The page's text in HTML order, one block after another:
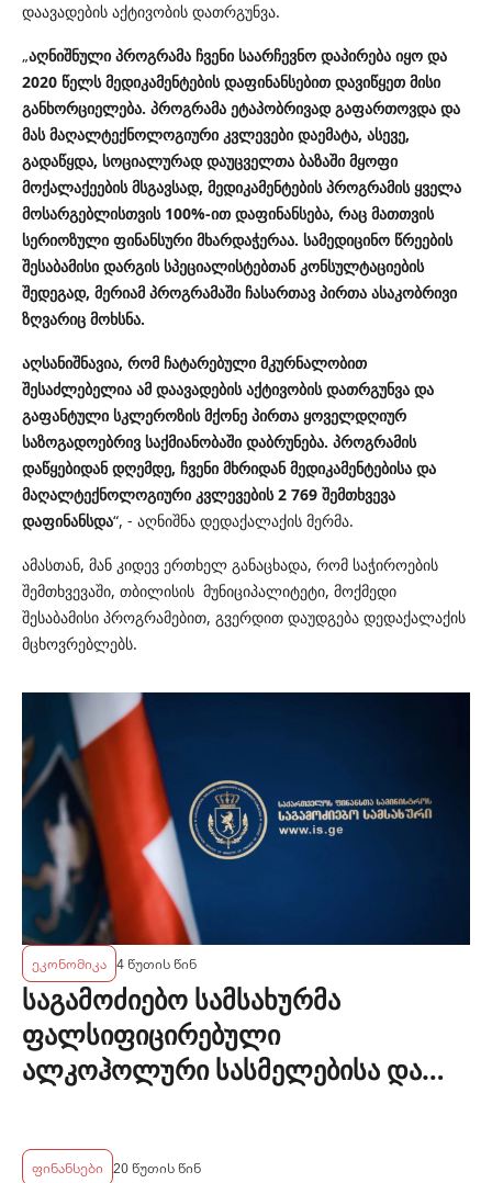
დაავადების აქტივობის დათრგუნვა.
„აღნიშნული პროგრამა ჩვენი საარჩევნო დაპირება იყო და
2020 წელს მედიკამენტების დაფინანსებით დავიწყეთ მისი
განხორციელება. პროგრამა ეტაპობრივად გაფართოვდა და
მას მაღალტექნოლოგიური კვლევები დაემატა, ასევე,
გადაწყდა, სოციალურად დაუცველთა ბაზაში მყოფი
მოქალაქეების მსგავსად, მედიკამენტების პროგრამის ყველა
მოსარგებლისთვის 100%-ით დაფინანსება, რაც მათთვის
სერიოზული ფინანსური მხარდაჭერაა. სამედიცინო წრეების
შესაბამისი დარგის სპეციალისტებთან კონსულტაციების
შედეგად, მერიამ პროგრამაში ჩასართავ პირთა ასაკობრივი
ზღვარიც მოხსნა.
აღსანიშნავია, რომ ჩატარებული მკურნალობით
შესაძლებელია ამ დაავადების აქტივობის დათრგუნვა და
გაფანტული სკლეროზის მქონე პირთა ყოველდღიურ
საზოგადოებრივ საქმიანობაში დაბრუნება. პროგრამის
დაწყებიდან დღემდე, ჩვენი მხრიდან მედიკამენტებისა და
მაღალტექნოლოგიური კვლევების 2 769 შემთხვევა
დაფინანსდა“, - აღნიშნა დედაქალაქის მერმა.
ამასთან, მან კიდევ ერთხელ განაცხადა, რომ საჭიროების
შემთხვევაში, თბილისის მუნიციპალიტეტი, მოქმედი
შესაბამისი პროგრამებით, გვერდით დაუდგება დედაქალაქის
მცხოვრებლებს.
ეკონომიკა 4 წუთის წინ
საგამოძიებო სამსახურმა
ფალსიფიცირებული
ალკოჰოლური სასმელებისა და
დამზადება-გასაღების ფაქტზე 3
პირი დააკავა
ფინანსები 20 წუთის წინ